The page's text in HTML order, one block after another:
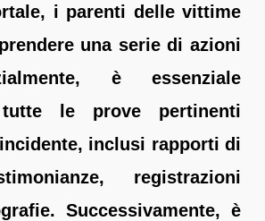
i parenti delle vittime
una serie di azioni
è essenziale
tutte le prove pertinenti
inclusi rapporti di
registrazioni
Successivamente, è